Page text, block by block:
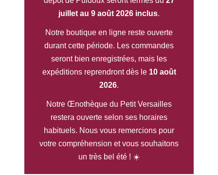
juillet au 9 août 2026 inclus.
Notre boutique en ligne reste ouverte
durant cette période. Les commandes
seront bien enregistrées, mais les
expéditions reprendront dès le 10 août
2026.
Notre Œnothèque du Petit Versailles
restera ouverte selon ses horaires
habituels. Nous vous remercions pour
votre compréhension et vous souhaitons
un très bel été ! ☀️